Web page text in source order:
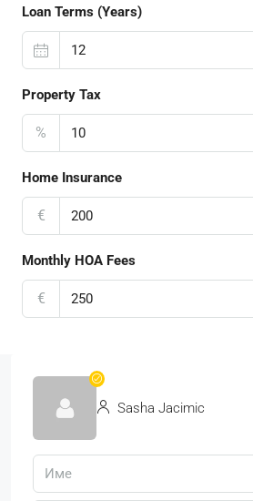
Loan Terms (Years)
Property Tax
%
Home Insurance
€
Monthly HOA Fees
€
Sasha Jacimic